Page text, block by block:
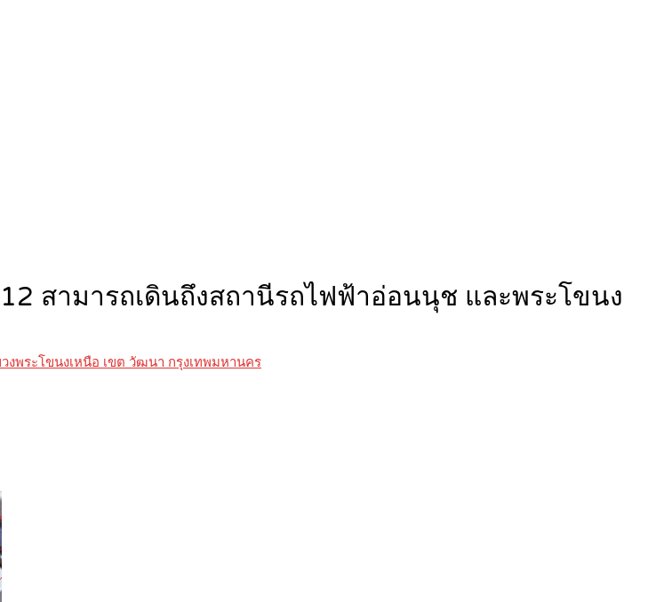
สามารถเดินถึงสถานีรถไฟฟ้าอ่อนนุช และพระโขนง
ระโขนงเหนือ เขต วัฒนา กรุงเทพมหานคร